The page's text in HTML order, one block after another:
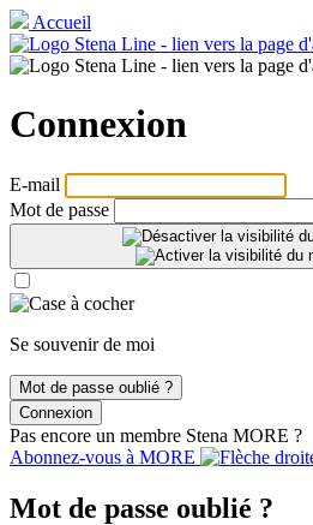
Accueil
Connexion
E‑mail
Mot de passe
Se souvenir de moi
Mot de passe oublié ?
Connexion
Pas encore un membre Stena MORE ?
Abonnez-vous à MORE
Mot de passe oublié ?